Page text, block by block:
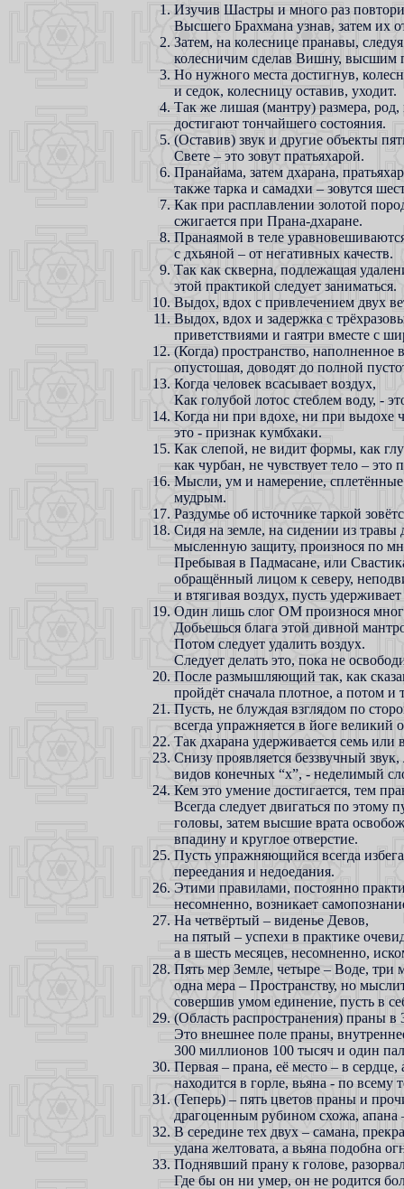
Изучив Шастры и много раз
Высшего Брахмана узнав, затем их
Затем, на колеснице пранавы,
колесничим сделав Вишну, высшим
Но нужного места достигнув,
и седок, колесницу оставив, уходит.
Так же лишая (мантру) размера,
достигают тончайшего состояния.
(Оставив) звук и другие объекты
Свете – это зовут пратьяхарой.
Пранайама, затем дхарана,
также тарка и самадхи – зовутся
Как при расплавлении золотой
сжигается при Прана-дхаране.
Пранаямой в теле
с дхьяной – от негативных качеств.
Так как скверна, подлежащая
этой практикой следует заниматься.
Выдох, вдох с привлечением двух
Выдох, вдох и задержка с
приветствиями и гаятри вместе с
(Когда) пространство, наполненное
опустошая, доводят до полной
Когда человек всасывает воздух,
Как голубой лотос стеблем воду, -
Когда ни при вдохе, ни при выдохе
это - признак кумбхаки.
Как слепой, не видит формы, как
как чурбан, не чувствует тело – это
Мысли, ум и намерение,
мудрым.
Раздумье об источнике таркой
Сидя на земле, на сидении из травы
мысленную защиту, произнося по
Пребывая в Падмасане, или
обращённый лицом к северу,
и втягивая воздух, пусть
Один лишь слог ОМ произнося
Добьешься блага этой дивной
Потом следует удалить воздух.
Следует делать это, пока не
После размышляющий так, как
пройдёт сначала плотное, а потом и
Пусть, не блуждая взглядом по
всегда упражняется в йоге великий
Так дхарана удерживается семь или
Снизу проявляется беззвучный
видов конечных “х”, - неделимый
Кем это умение достигается, тем
Всегда следует двигаться по этому
головы, затем высшие врата
впадину и круглое отверстие.
Пусть упражняющийся всегда
переедания и недоедания.
Этими правилами, постоянно
несомненно, возникает
На четвёртый – виденье Девов,
на пятый – успехи в практике
а в шесть месяцев, несомненно,
Пять мер Земле, четыре – Воде,
одна мера – Пространству, но
совершив умом единение, пусть в
(Область распространения) праны в
Это внешнее поле праны,
300 миллионов 100 тысяч и один
Первая – прана, её место – в
находится в горле, вьяна - по всему
(Теперь) – пять цветов праны и
драгоценным рубином схожа, апана
В середине тех двух – самана,
удана желтовата, а вьяна подобна
Поднявший прану к голове,
Где бы он ни умер, он не родится